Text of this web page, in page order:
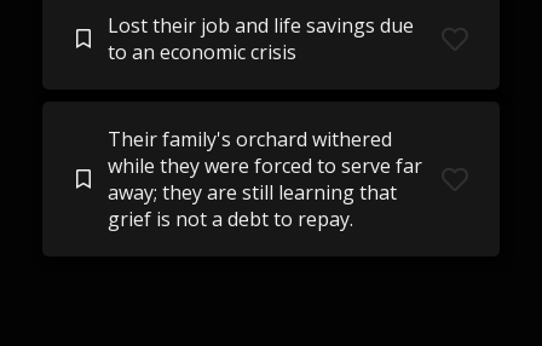
Lost their job and life savings due
to an economic crisis
Their family's orchard withered
while they were forced to serve far
away; they are still learning that
grief is not a debt to repay.